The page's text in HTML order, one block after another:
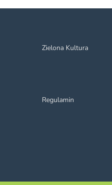
Zielona Kultura
Regulamin